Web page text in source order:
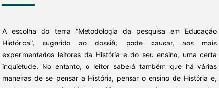
A escolha do tema “Metodologia da pesquisa em Educação
Histórica”, sugerido ao dossiê, pode causar, aos mais
experimentados leitores da História e do seu ensino, uma certa
inquietude. No entanto, o leitor saberá também que há várias
maneiras de se pensar a História, pensar o ensino de História e,